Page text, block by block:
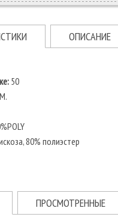
ОПИСАНИЕ
50
М.
80% полиэстер
ПРОСМОТРЕННЫЕ